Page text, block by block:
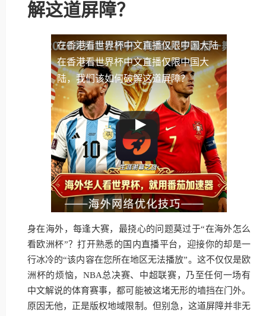
解这道屏障？
在香港看世界杯中文直播仅限中国大陆
在香港看世界杯中文直播仅限中国大
陆，我们该如何破解这道屏障？
身在海外，每逢大赛，最挠心的问题莫过于“在海外怎么
看欧洲杯”？打开熟悉的国内直播平台，迎接你的却是一
行冰冷的“该内容在您所在地区无法播放”。这不仅仅是欧
洲杯的烦恼，NBA总决赛、中超联赛，乃至任何一场有
中文解说的体育赛事，都可能被这堵无形的墙挡在门外。
原因无他，正是版权地域限制。但别急，这道屏障并非无